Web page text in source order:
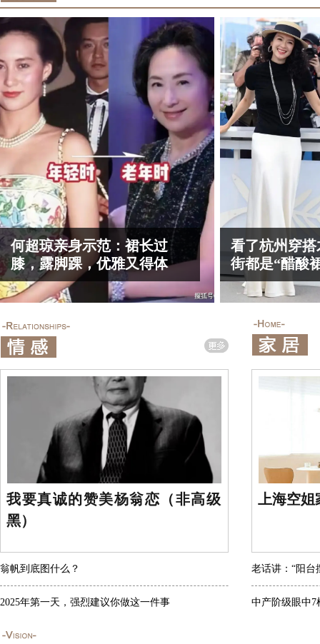
何超琼亲身示范：裙长过
膝，露脚踝，优雅又得体
看了杭州穿
街都是“醋酸
我要真诚的赞美杨翁恋（非高级
黑）
翁帆到底图什么？
2025年第一天，强烈建议你做这一件事
上海空姐
老话讲：“阳台
中产阶级眼中7